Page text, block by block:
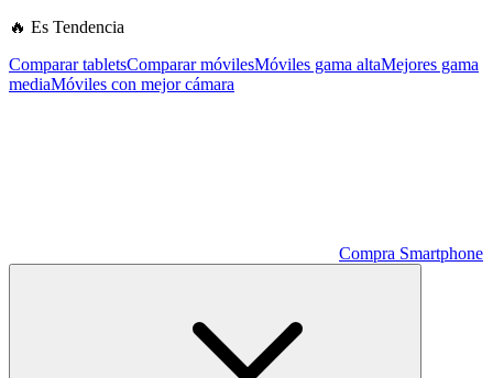
🔥 Es Tendencia
Comparar tabletsComparar móvilesMóviles gama altaMejores gama
mediaMóviles con mejor cámara
Compra Smartphone